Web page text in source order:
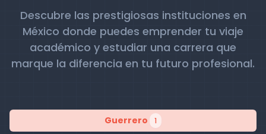
Descubre las prestigiosas instituciones en
México donde puedes emprender tu viaje
académico y estudiar una carrera que
marque la diferencia en tu futuro profesional.
Guerrero 1